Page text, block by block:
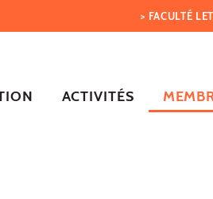
> FACULTÉ
ACTIVITÉS